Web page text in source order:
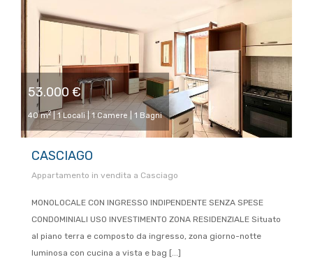
53.000 €
40 m2 | 1 Locali | 1 Camere | 1 Bagni
CASCIAGO
Appartamento in vendita a Casciago
MONOLOCALE CON INGRESSO INDIPENDENTE SENZA SPESE
CONDOMINIALI USO INVESTIMENTO ZONA RESIDENZIALE Situato
al piano terra e composto da ingresso, zona giorno-notte
luminosa con cucina a vista e bag [...]